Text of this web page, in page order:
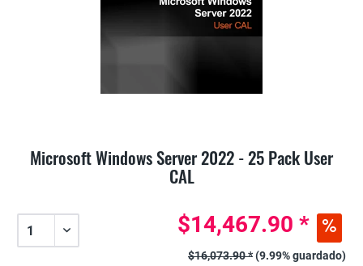
Microsoft Windows Server 2022 - 25 Pack User
CAL
$14,467.90 *
$16,073.90 *(9.99% guardado)